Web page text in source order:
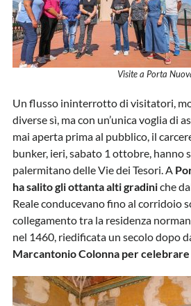
Visite a Porta
Un flusso ininterrotto di visitatori,
diverse sì, ma con un’unica voglia di
mai aperta prima al pubblico, il
bunker, ieri, sabato 1 ottobre, hanno
palermitano delle Vie dei Tesori. A
ha salito gli ottanta alti gradiniche
Reale conducevano fino al corridoio
collegamento tra la residenza
nel 1460, riedificata un secolo dopo
Marcantonio Colonna per celebrare